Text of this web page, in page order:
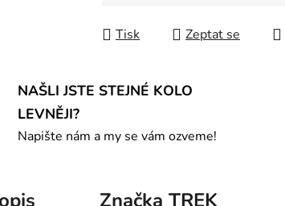
Tisk Zeptat se
NAŠLI JSTE STEJNÉ KOLO
LEVNĚJI?
Napište nám a my se vám ozveme!
Značka TREK